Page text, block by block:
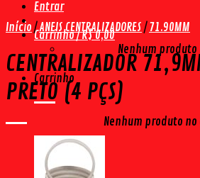
Entrar
Carrinho /R$0,00
Nenhum
Carrinho
Nenhum produto
Início /ANEIS CENTRALIZADORES / 71.90MM
CENTRALIZADOR
PRETO (4 PÇS)